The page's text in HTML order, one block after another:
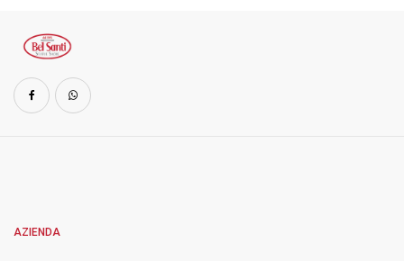
AZIENDA